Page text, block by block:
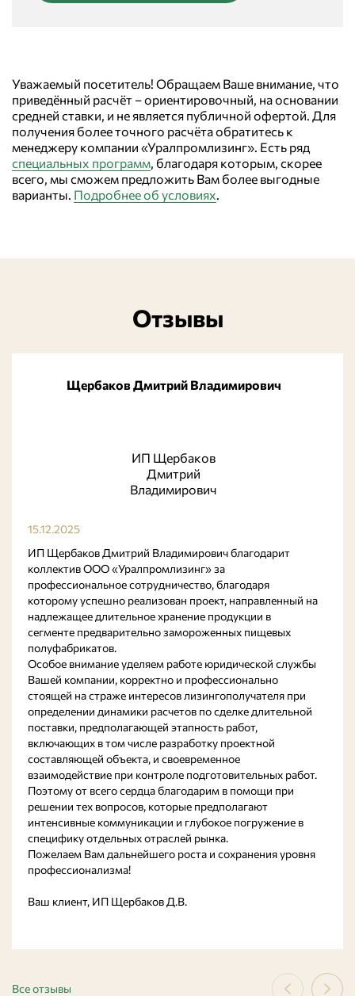
Уважаемый посетитель! Обращаем Ваше внимание, что
приведённый расчёт – ориентировочный, на основании
средней ставки, и не является публичной офертой. Для
получения более точного расчёта обратитесь к
менеджеру компании «Уралпромлизинг». Есть ряд
специальных программ, благодаря которым, скорее
всего, мы сможем предложить Вам более выгодные
варианты.
Подробнее об условиях.
Отзывы
Щербаков Дмитрий Владимирович
ИП Щербаков
Дмитрий
Владимирович
15.12.2025
ИП Щербаков Дмитрий Владимирович благодарит
коллектив ООО «Уралпромлизинг» за
профессиональное сотрудничество, благодаря
которому успешно реализован проект, направленный на
надлежащее длительное хранение продукции в
сегменте предварительно замороженных пищевых
полуфабрикатов.
Особое внимание уделяем работе юридической службы
Вашей компании, корректно и профессионально
стоящей на страже интересов лизингополучателя при
определении динамики расчетов по сделке длительной
поставки, предполагающей этапность работ,
включающих в том числе разработку проектной
составляющей объекта, и своевременное
взаимодействие при контроле подготовительных работ.
Поэтому от всего сердца благодарим в помощи при
решении тех вопросов, которые предполагают
интенсивные коммуникации и глубокое погружение в
специфику отдельных отраслей рынка.
Пожелаем Вам дальнейшего роста и сохранения уровня
профессионализма!
Ваш клиент, ИП Щербаков Д.В.
Все отзывы